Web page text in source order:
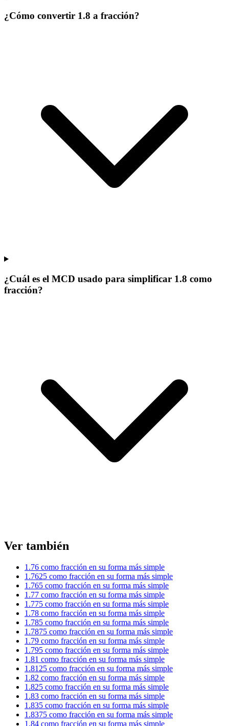
¿Cómo convertir 1.8 a fracción?
¿Cuál es el MCD usado para simplificar 1.8 como
fracción?
Ver también
1.76 como fracción en su forma más simple
1.7625 como fracción en su forma más simple
1.765 como fracción en su forma más simple
1.77 como fracción en su forma más simple
1.775 como fracción en su forma más simple
1.78 como fracción en su forma más simple
1.785 como fracción en su forma más simple
1.7875 como fracción en su forma más simple
1.79 como fracción en su forma más simple
1.795 como fracción en su forma más simple
1.81 como fracción en su forma más simple
1.8125 como fracción en su forma más simple
1.82 como fracción en su forma más simple
1.825 como fracción en su forma más simple
1.83 como fracción en su forma más simple
1.835 como fracción en su forma más simple
1.8375 como fracción en su forma más simple
1.84 como fracción en su forma más simple